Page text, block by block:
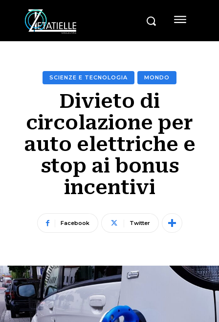
SCIENZE E TECNOLOGIA MONDO
Divieto di
circolazione per
auto elettriche e
stop ai bonus
incentivi
Facebook Twitter